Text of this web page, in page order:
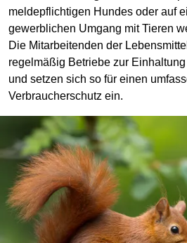
meldepflichtigen Hundes oder auf
gewerblichen Umgang mit Tieren
Die Mitarbeitenden der
regelmäßig Betriebe zur
und setzen sich so für einen
Verbraucherschutz ein.